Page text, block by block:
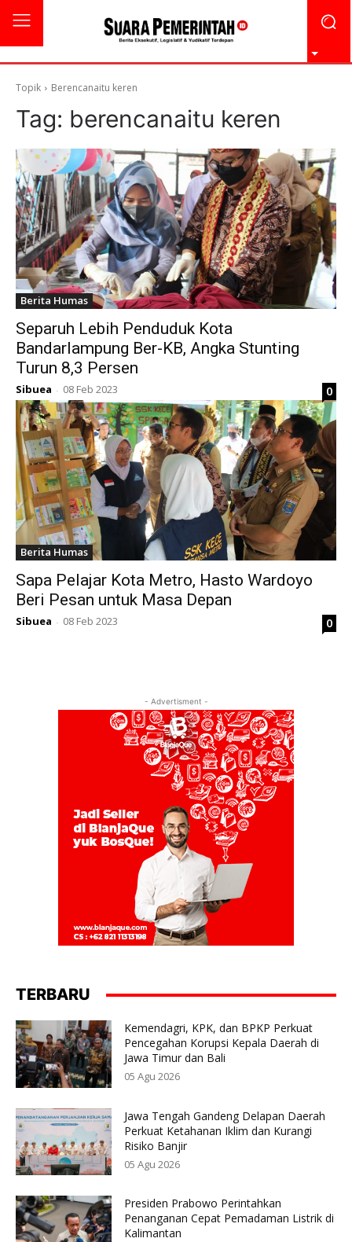
Topik Berencanaitu keren
Tag: berencanaitu keren
Berita Humas
Separuh Lebih Penduduk Kota
Bandarlampung Ber-KB, Angka Stunting
Turun 8,3 Persen
Sibuea - 08 Feb 2023 0
Berita Humas
Sapa Pelajar Kota Metro, Hasto Wardoyo
Beri Pesan untuk Masa Depan
Sibuea - 08 Feb 2023 0
- Advertisment -
TERBARU
Kemendagri, KPK, dan BPKP Perkuat
Pencegahan Korupsi Kepala Daerah di
Jawa Timur dan Bali
05 Agu 2026
Jawa Tengah Gandeng Delapan Daerah
Perkuat Ketahanan Iklim dan Kurangi
Risiko Banjir
05 Agu 2026
Presiden Prabowo Perintahkan
Penanganan Cepat Pemadaman Listrik di
Kalimantan